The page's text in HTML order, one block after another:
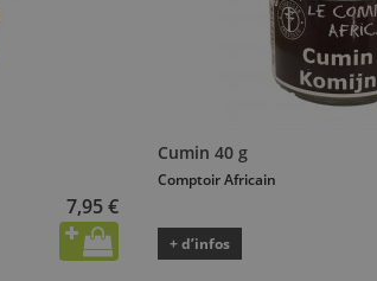
7,95 €
Cumin 40 g
Comptoir Africain
+ d’infos